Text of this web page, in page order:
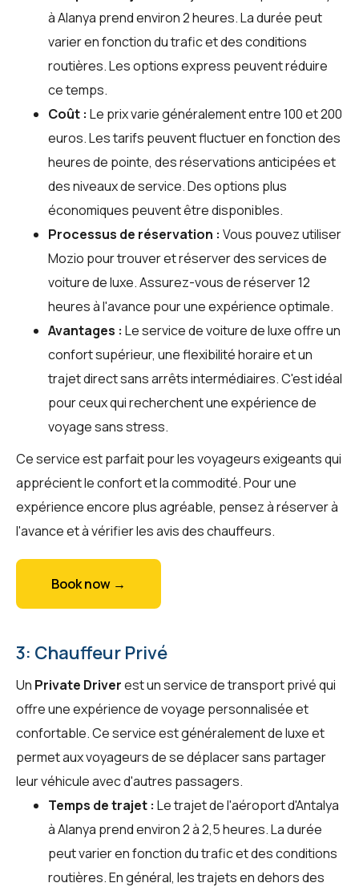
à Alanya prend environ 2 heures. La durée peut
varier en fonction du trafic et des conditions
routières. Les options express peuvent réduire
ce temps.
Coût : Le prix varie généralement entre 100 et 200
euros. Les tarifs peuvent fluctuer en fonction des
heures de pointe, des réservations anticipées et
des niveaux de service. Des options plus
économiques peuvent être disponibles.
Processus de réservation : Vous pouvez utiliser
Mozio pour trouver et réserver des services de
voiture de luxe. Assurez-vous de réserver 12
heures à l'avance pour une expérience optimale.
Avantages : Le service de voiture de luxe offre un
confort supérieur, une flexibilité horaire et un
trajet direct sans arrêts intermédiaires. C'est idéal
pour ceux qui recherchent une expérience de
voyage sans stress.
Ce service est parfait pour les voyageurs exigeants qui
apprécient le confort et la commodité. Pour une
expérience encore plus agréable, pensez à réserver à
l'avance et à vérifier les avis des chauffeurs.
Book now →
3: Chauffeur Privé
Un Private Driverest un service de transport privé qui
offre une expérience de voyage personnalisée et
confortable. Ce service est généralement de luxe et
permet aux voyageurs de se déplacer sans partager
leur véhicule avec d'autres passagers.
Temps de trajet : Le trajet de l'aéroport d'Antalya
à Alanya prend environ 2 à 2,5 heures. La durée
peut varier en fonction du trafic et des conditions
routières. En général, les trajets en dehors des